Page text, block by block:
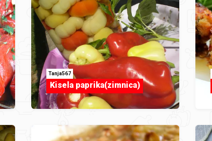
Tanja567
Kisela paprika(zimnica)